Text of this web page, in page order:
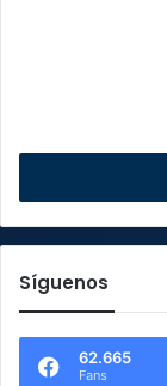
Síguenos
62.665
Fans